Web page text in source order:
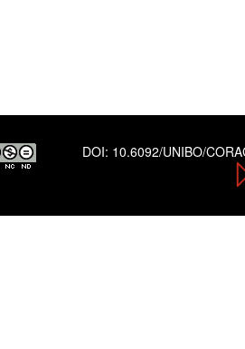
DOI: 10.6092/UNIBO/